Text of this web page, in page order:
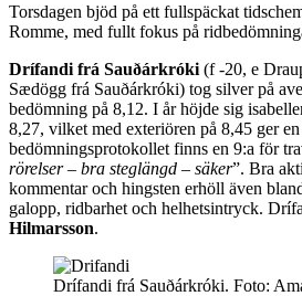
Torsdagen bjöd på ett fullspäckat
Romme, med fullt fokus på
Drífandi frá Sauðárkróki (f -20, e
Sædögg frá Sauðárkróki) tog silver på
bedömning på 8,12. I år höjde sig
8,27, vilket med exteriören på 8,45 ger
bedömningsprotokollet finns en 9:a för
rörelser – bra steglängd – säker”. Bra
kommentar och hingsten erhöll även
galopp, ridbarhet och helhetsintryck.
Hilmarsson.
Drífandi frá Sauðárkróki. Foto: